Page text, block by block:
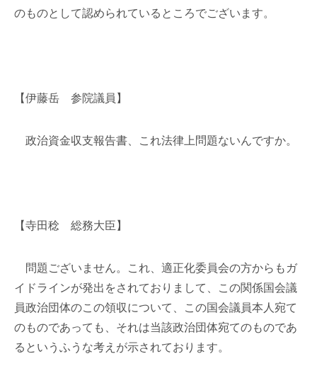
のものとして認められているところでございます。
【伊藤岳 参院議員】
政治資金収支報告書、これ法律上問題ないんですか。
【寺田稔 総務大臣】
問題ございません。これ、適正化委員会の方からもガ
イドラインが発出をされておりまして、この関係国会議
員政治団体のこの領収について、この国会議員本人宛て
のものであっても、それは当該政治団体宛てのものであ
るというふうな考えが示されております。